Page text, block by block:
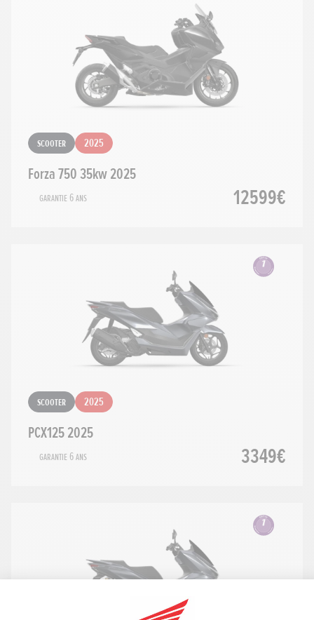
Scooter 2025
Forza 750 35kw 2025
Garantie 6 ans 12599€
Scooter 2025
PCX125 2025
Garantie 6 ans 3349€